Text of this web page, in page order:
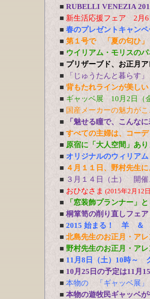
■ RUBELLI VENEZIA
■ 新生活応援フェア 2月6
■ 春のプレゼントキャン
■ 第１号で 「夏の匂ひ
■ ウイリアム・モリスの
■ プリザーブド、お正月
■
「じゅうたんと暮ら
■ 背もたれラインが美し
■ ギャッベ展 10月2日（
■ 国産メーカーの魅力がこ
■
「魅せる瞳で、こん
■ すべての主婦は、コーデ
■ 原宿に「大人空間」あり
■ オリジナルのウィリア
■ ４月１１日、野村先生
■ ３月１４日（土） 開催
■ おひなさま (2015年2月12
■ 「窓装飾プランナー」
■ 桐箪笥の削り直しフェア
■ 2015 始まる！ 羊 ＆
■ 北島先生のお正月・ア
■ 野村先生のお正月・ア
■ 11月8日（土）10時～
■ 10月25日の予定は11月
■ 本物の 「ギャッベ展
■ 本物の遊牧民ギャッベ